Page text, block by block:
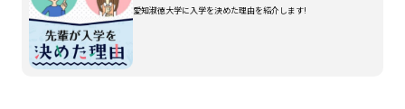
愛知淑徳大学に入学を決めた理由を紹介します!